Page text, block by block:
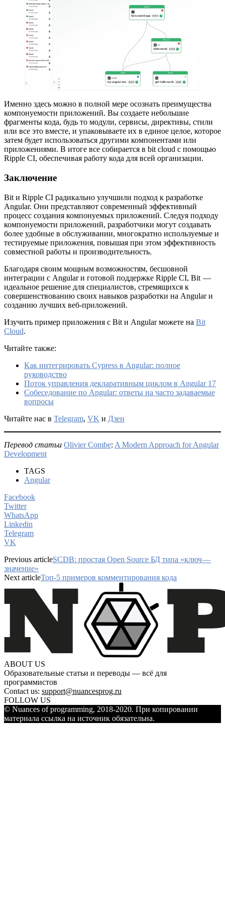
Именно здесь можно в полной мере осознать преимущества
компонуемости приложений. Вы создаете небольшие
фрагменты кода, будь то модули, сервисы, директивы, стили
или все это вместе, и упаковываете их в единое целое, которое
затем будет использоваться другими компонентами или
приложениями. В итоге все собирается в bit cloud с помощью
Ripple CI, обеспечивая работу кода для всей организации.
Заключение
Bit и Ripple CI радикально улучшили подход к разработке
Angular. Они представляют современный эффективный
процесс создания компонуемых приложений. Следуя подходу
компонуемости приложений, разработчики могут создавать
более удобные в обслуживании, многократно используемые и
тестируемые приложения, повышая при этом эффективность
совместной работы и производительность.
Благодаря своим мощным возможностям, бесшовной
интеграции с Angular и готовой поддержке Ripple CI, Bit —
идеальное решение для специалистов, стремящихся к
совершенствованию своих навыков разработки на Angular и
созданию лучших веб-приложений.
Изучить пример приложения с Bit и Angular можете на Bit
Cloud.
Читайте также:
Как интегрировать Cypress в Angular: полное
руководство
Поток управления декларативным циклом в Angular 17
Собеседование по Angular: ответы на часто задаваемые
вопросы
Читайте нас в Telegram, VK и Дзен
Перевод статьи Olivier Combe: A Modern Approach for Angular
Development
TAGS
Angular
Facebook
Twitter
WhatsApp
Linkedin
Telegram
VK
Previous articleSCDB: простая Open Source БД типа «ключ —
значение»
Next articleТоп-5 примеров комментирования кода
ABOUT US
Образовательные статьи и переводы — всё для
программистов
Contact us: support@nuancesprog.ru
FOLLOW US
© Nuances of programming, 2018-2020. При копировании
материала ссылка на источник обязательна.